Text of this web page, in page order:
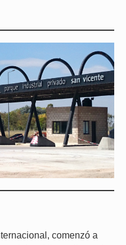
comenzó a